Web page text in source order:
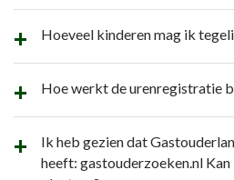
Hoeveel kinderen mag ik
Hoe werkt de urenregistratie
Ik heb gezien dat
heeft: gastouderzoeken.nl